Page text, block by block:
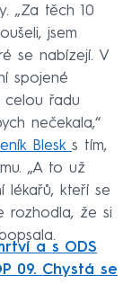
„Za těch 10
jsem
se nabízejí. V
spojené
celou řadu
nečekala,“
Blesk s tím,
„A to už
lékařů, kteří se
rozhodla, že si
a s ODS
09. Chystá se